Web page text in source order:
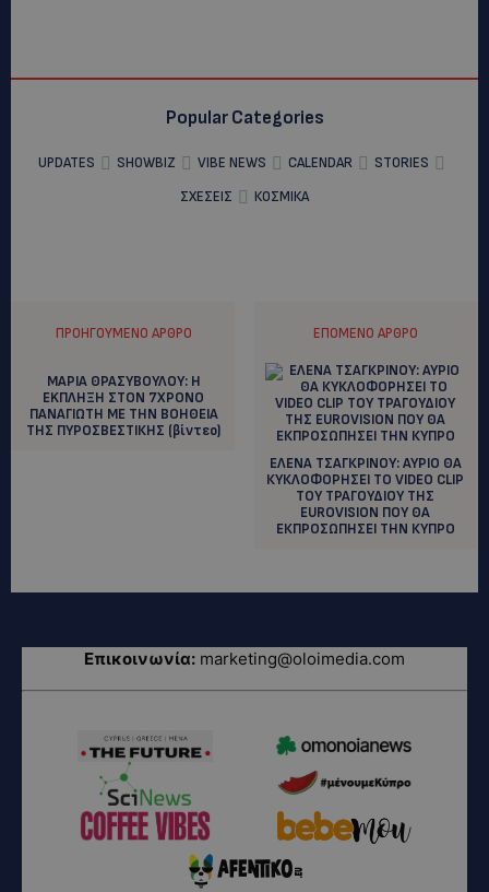
Popular Categories
UPDATES SHOWBIZ VIBE NEWS CALENDAR
STORIES
ΣΧΕΣΕΙΣ
ΚΟΣΜΙΚΑ
ΠΡΟΗΓΟΎΜΕΝΟ ΆΡΘΡΟ
ΜΑΡΙΑ ΘΡΑΣΥΒΟΥΛΟΥ: H
EKΠΛΗΞΗ ΣΤΟΝ 7ΧΡΟΝΟ
ΠΑΝΑΓΙΩΤΗ ΜΕ ΤΗΝ ΒΟΗΘΕΙΑ
ΤΗΣ ΠΥΡΟΣΒΕΣΤΙΚΗΣ (βίντεο)
ΕΠΌΜΕΝΟ ΆΡΘΡΟ
ΕΛΕΝΑ ΤΣΑΓΚΡΙΝΟΥ: AYΡΙΟ ΘΑ
ΚΥΚΛΟΦΟΡΗΣΕΙ ΤΟ VIDEO CLIP
ΤΟΥ ΤΡΑΓΟΥΔΙΟΥ ΤΗΣ
EUROVISION ΠΟΥ ΘΑ
ΕΚΠΡΟΣΩΠΗΣΕΙ ΤΗΝ ΚΥΠΡΟ
Επικοινωνία: marketing@oloimedia.com